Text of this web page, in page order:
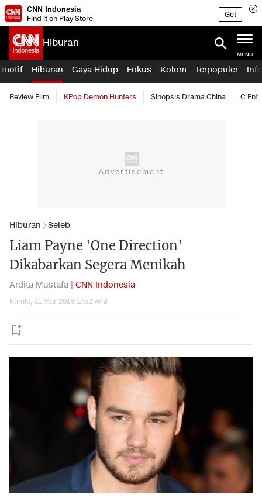
CNN Indonesia
Find it on Play Store
Get
Hiburan
MENU
Hiburan Gaya Hidup Fokus Kolom Terpopuler
Review Film KPop Demon Hunters Sinopsis Drama China C Ent
Hiburan Seleb
Liam Payne 'One Direction'
Dikabarkan Segera Menikah
Ardita Mustafa | CNN Indonesia
Kamis, 31 Mar 2016 17:52 WIB